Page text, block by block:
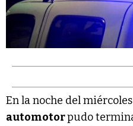
En la noche del
automotorpudo